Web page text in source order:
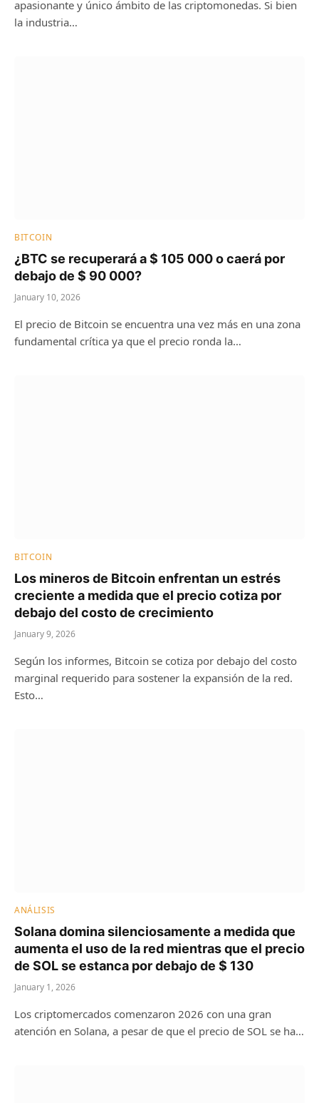
apasionante y único ámbito de las criptomonedas. Si bien
la industria…
BITCOIN
¿BTC se recuperará a $ 105 000 o caerá por
debajo de $ 90 000?
January 10, 2026
El precio de Bitcoin se encuentra una vez más en una zona
fundamental crítica ya que el precio ronda la…
BITCOIN
Los mineros de Bitcoin enfrentan un estrés
creciente a medida que el precio cotiza por
debajo del costo de crecimiento
January 9, 2026
Según los informes, Bitcoin se cotiza por debajo del costo
marginal requerido para sostener la expansión de la red.
Esto…
ANÁLISIS
Solana domina silenciosamente a medida que
aumenta el uso de la red mientras que el precio
de SOL se estanca por debajo de $ 130
January 1, 2026
Los criptomercados comenzaron 2026 con una gran
atención en Solana, a pesar de que el precio de SOL se ha…